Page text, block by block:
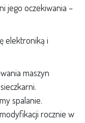
jego oczekiwania –
elektroniką i
maszyn
spalanie.
rocznie w